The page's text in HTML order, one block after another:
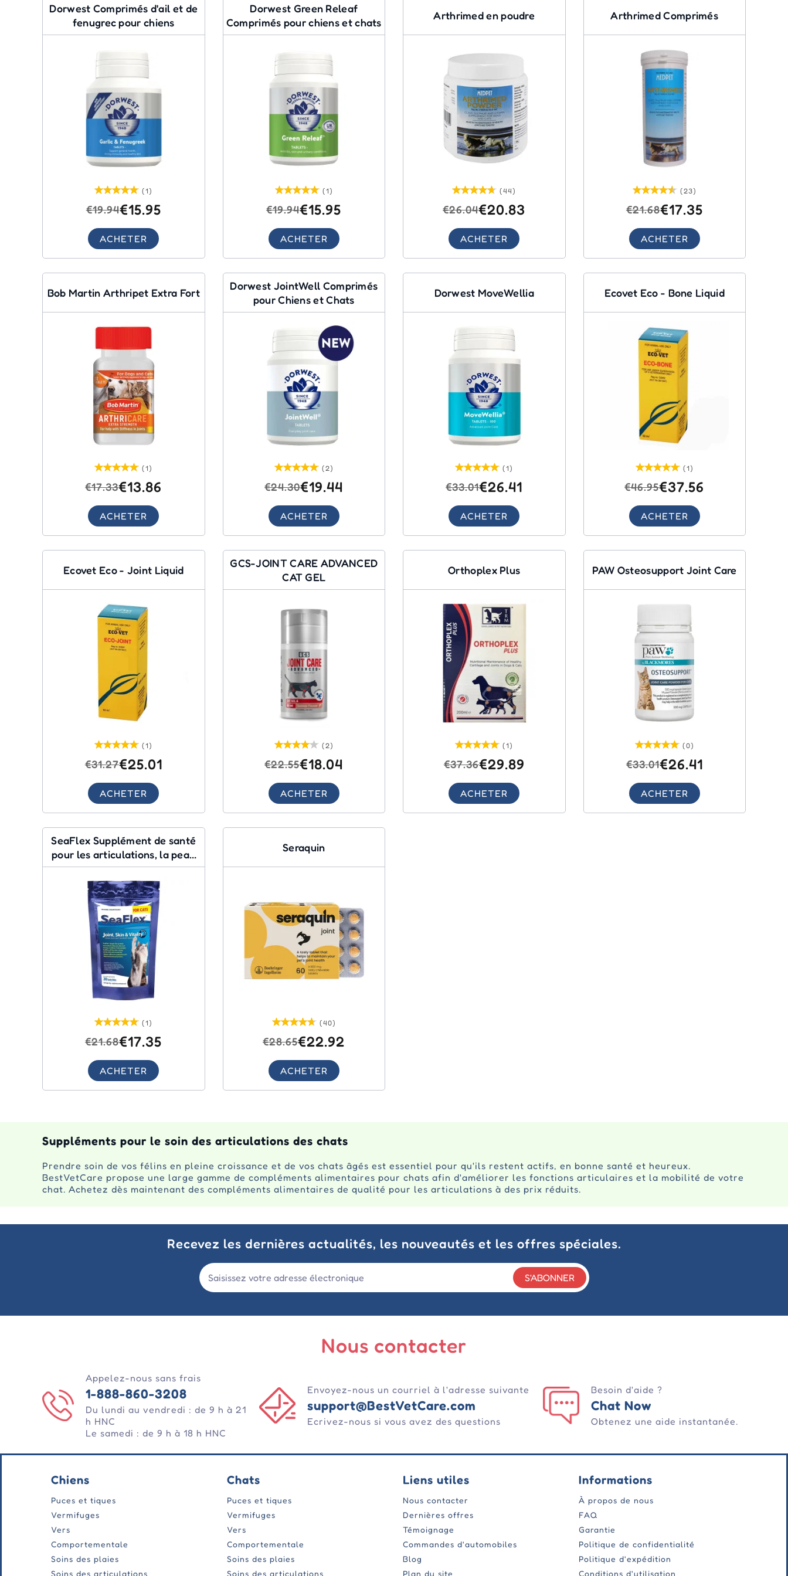
Dorwest Comprimés d'ail et de
fenugrec pour chiens
(1)
€19.94€15.95
ACHETER
Dorwest Green Releaf
Comprimés pour chiens et chats
(1)
€19.94€15.95
ACHETER
Arthrimed en poudre
(44)
€26.04€20.83
ACHETER
Arthrimed Comprimés
(23)
€21.68€17.35
ACHETER
Bob Martin Arthripet Extra Fort
(1)
€17.33€13.86
ACHETER
Dorwest JointWell Comprimés
pour Chiens et Chats
(2)
€24.30€19.44
ACHETER
Dorwest MoveWellia
(1)
€33.01€26.41
ACHETER
Ecovet Eco - Bone Liquid
(1)
€46.95€37.56
ACHETER
Ecovet Eco - Joint Liquid
(1)
€31.27€25.01
ACHETER
GCS-JOINT CARE ADVANCED
CAT GEL
(2)
€22.55€18.04
ACHETER
Orthoplex Plus
(1)
€37.36€29.89
ACHETER
PAW Osteosupport Joint Care
(0)
€33.01€26.41
ACHETER
SeaFlex Supplément de santé
pour les articulations, la peau
et la vitalité
(1)
€21.68€17.35
ACHETER
Seraquin
(40)
€28.65€22.92
ACHETER
Suppléments pour le soin des articulations des chats
Prendre soin de vos félins en pleine croissance et de vos chats âgés est essentiel pour qu'ils restent actifs, en bonne santé et heureux.
BestVetCare propose une large gamme de compléments alimentaires pour chats afin d'améliorer les fonctions articulaires et la mobilité de votre
chat. Achetez dès maintenant des compléments alimentaires de qualité pour les articulations à des prix réduits.
Recevez les dernières actualités, les nouveautés et les offres spéciales.
S'ABONNER
Nous contacter
Appelez-nous sans frais
1-888-860-3208
Du lundi au vendredi : de 9 h à 21
h HNC
Le samedi : de 9 h à 18 h HNC
Envoyez-nous un courriel à l'adresse suivante
support@BestVetCare.com
Ecrivez-nous si vous avez des questions
Besoin d'aide ?
Chat Now
Obtenez une aide instantanée.
Chiens
Puces et tiques
Vermifuges
Vers
Comportementale
Soins des plaies
Soins des articulations
Chats
Puces et tiques
Vermifuges
Vers
Comportementale
Soins des plaies
Soins des articulations
Liens utiles
Nous contacter
Dernières offres
Témoignage
Commandes d'automobiles
Blog
Plan du site
Informations
À propos de nous
FAQ
Garantie
Politique de confidentialité
Politique d'expédition
Conditions d'utilisation